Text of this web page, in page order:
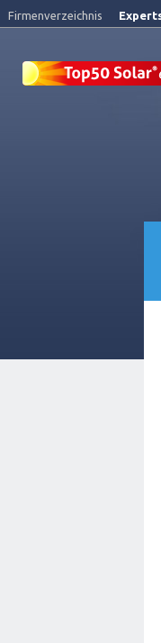
Firmenverzeichnis